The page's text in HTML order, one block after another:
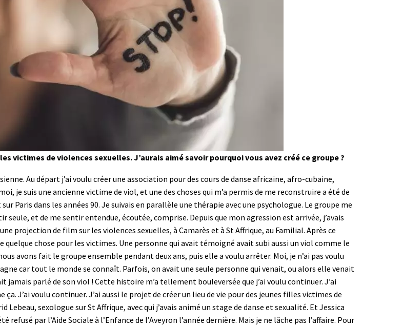
victimes de violences sexuelles. J’aurais aimé savoir pourquoi vous avez créé ce groupe ?
Au départ j’ai voulu créer une association pour des cours de danse africaine, afro-cubaine,
je suis une ancienne victime de viol, et une des choses qui m’a permis de me reconstruire a été de
Paris dans les années 90. Je suivais en parallèle une thérapie avec une psychologue. Le groupe me
et de me sentir entendue, écoutée, comprise. Depuis que mon agression est arrivée, j’avais
projection de film sur les violences sexuelles, à Camarès et à St Affrique, au Familial. Après ce
chose pour les victimes. Une personne qui avait témoigné avait subi aussi un viol comme le
avons fait le groupe ensemble pendant deux ans, puis elle a voulu arrêter. Moi, je n’ai pas voulu
car tout le monde se connaît. Parfois, on avait une seule personne qui venait, ou alors elle venait
jamais parlé de son viol ! Cette histoire m’a tellement bouleversée que j’ai voulu continuer. J’ai
J’ai voulu continuer. J’ai aussi le projet de créer un lieu de vie pour des jeunes filles victimes de
sexologue sur St Affrique, avec qui j’avais animé un stage de danse et sexualité. Et Jessica
par l’Aide Sociale à l’Enfance de l’Aveyron l’année dernière. Mais je ne lâche pas l’affaire. Pour